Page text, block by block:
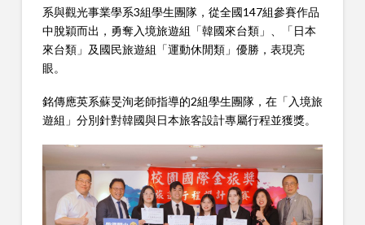
系與觀光事業學系3組學生團隊，從全國147組參賽作品
中脫穎而出，勇奪入境旅遊組「韓國來台類」、「日本
來台類」及國民旅遊組「運動休閒類」優勝，表現亮
眼。
銘傳應英系蘇旻洵老師指導的2組學生團隊，在「入境旅
遊組」分別針對韓國與日本旅客設計專屬行程並獲獎。